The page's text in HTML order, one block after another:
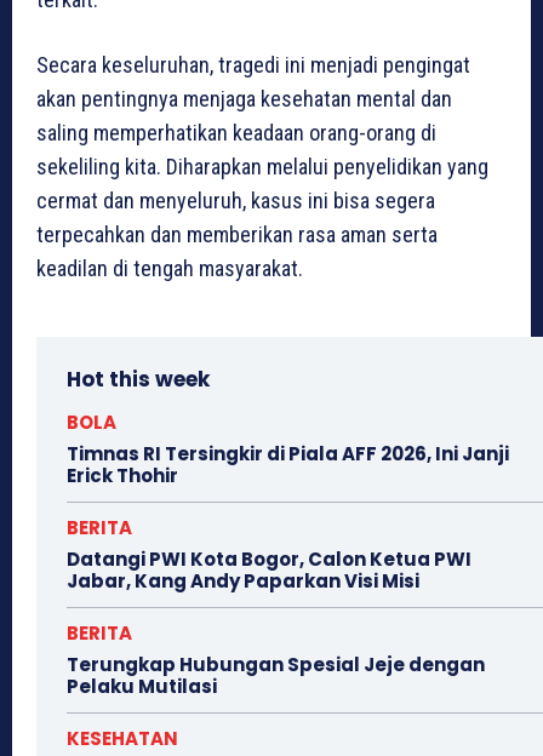
Secara keseluruhan, tragedi ini menjadi pengingat
akan pentingnya menjaga kesehatan mental dan
saling memperhatikan keadaan orang-orang di
sekeliling kita. Diharapkan melalui penyelidikan yang
cermat dan menyeluruh, kasus ini bisa segera
terpecahkan dan memberikan rasa aman serta
keadilan di tengah masyarakat.
Hot this week
BOLA
Timnas RI Tersingkir di Piala AFF 2026, Ini Janji
Erick Thohir
BERITA
Datangi PWI Kota Bogor, Calon Ketua PWI
Jabar, Kang Andy Paparkan Visi Misi
BERITA
Terungkap Hubungan Spesial Jeje dengan
Pelaku Mutilasi
KESEHATAN